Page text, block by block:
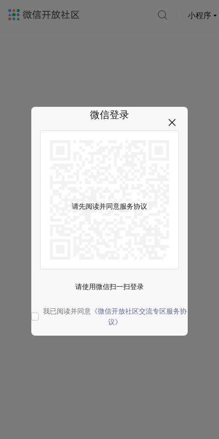
小程序
微信登录
请先阅读并同意服务协议
请使用微信扫一扫登录
我已阅读并同意 《微信开放社区交流专区服务协
议》